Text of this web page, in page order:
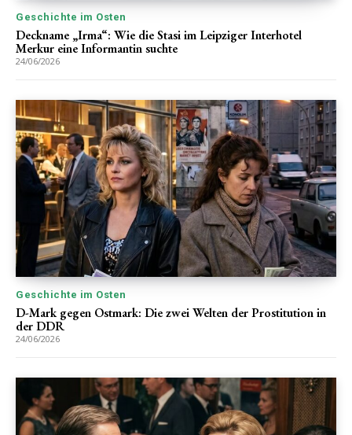
Geschichte im Osten
Deckname „Irma“: Wie die Stasi im Leipziger Interhotel
Merkur eine Informantin suchte
24/06/2026
Geschichte im Osten
D-Mark gegen Ostmark: Die zwei Welten der Prostitution in
der DDR
24/06/2026